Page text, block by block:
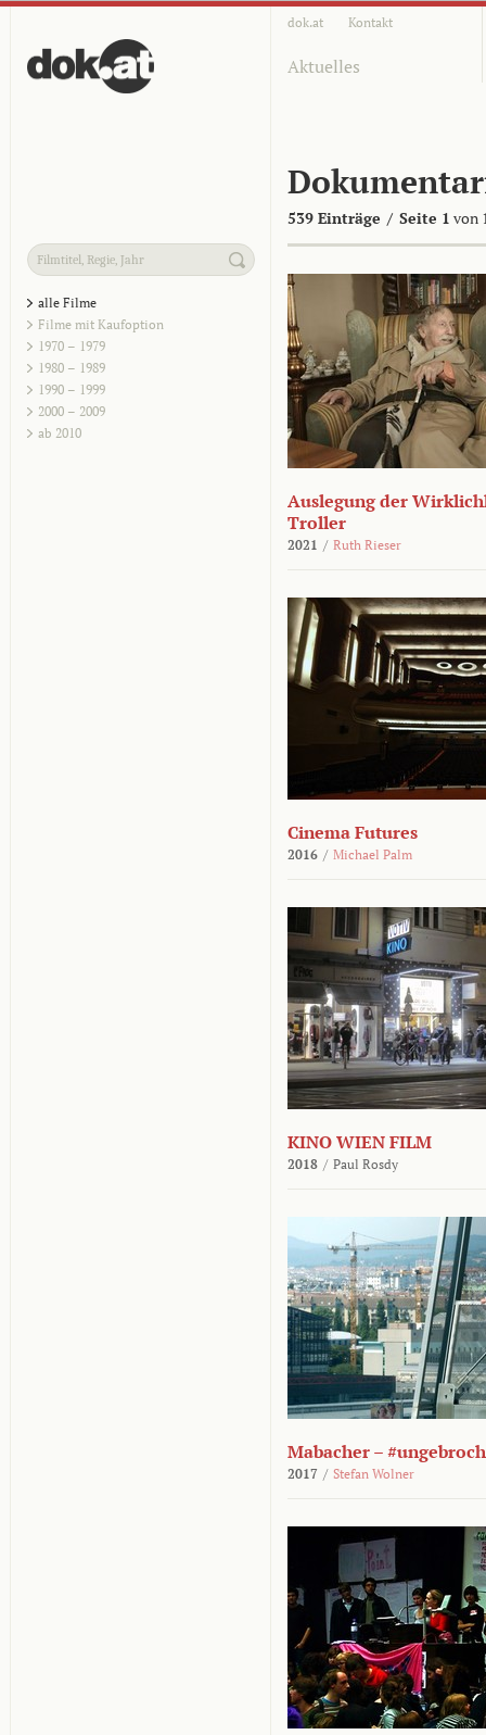
dok.at Kontakt
Aktuelles
539 Einträge / Seite 1 von
alle Filme
Filme mit Kaufoption
1970 – 1979
1980 – 1989
1990 – 1999
2000 – 2009
ab 2010
Auslegung der
Troller
2021 / Ruth Rieser
Cinema Futures
2016 / Michael Palm
KINO WIEN FILM
2018 / Paul Rosdy
Mabacher –
2017 / Stefan Wolner